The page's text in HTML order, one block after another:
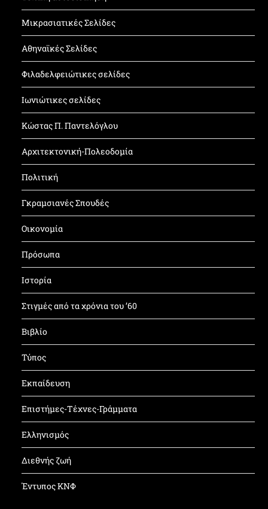
Μικρασιατικές Σελίδες
Αθηναϊκές Σελίδες
Φιλαδελφειώτικες σελίδες
Ιωνιώτικες σελίδες
Κώστας Π. Παντελόγλου
Αρχιτεκτονική-Πολεοδομία
Πολιτική
Γκραμσιανές Σπουδές
Οικονομία
Πρόσωπα
Ιστορία
Στιγμές από τα χρόνια του ’60
Βιβλίο
Τύπος
Εκπαίδευση
Επιστήμες-Τέχνες-Γράμματα
Ελληνισμός
Διεθνής ζωή
Έντυπος ΚΝΦ